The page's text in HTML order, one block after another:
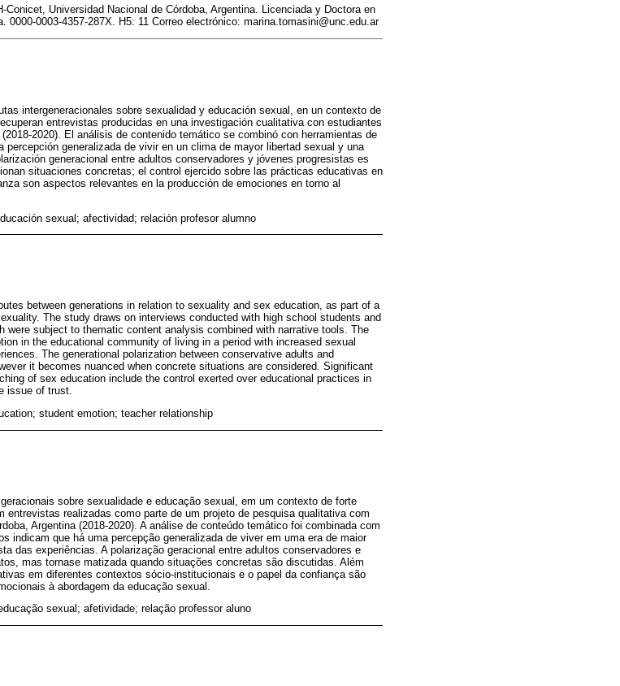
Conicet, Universidad Nacional de Córdoba, Argentina. Licenciada y Doctora en
0000-0003-4357-287X. H5: 11 Correo electrónico: marina.tomasini@unc.edu.ar
intergeneracionales sobre sexualidad y educación sexual, en un contexto de
entrevistas producidas en una investigación cualitativa con estudiantes
2020). El análisis de contenido temático se combinó con herramientas de
percepción generalizada de vivir en un clima de mayor libertad sexual y una
generacional entre adultos conservadores y jóvenes progresistas es
situaciones concretas; el control ejercido sobre las prácticas educativas en
son aspectos relevantes en la producción de emociones en torno al
sexual; afectividad; relación profesor alumno
between generations in relation to sexuality and sex education, as part of a
The study draws on interviews conducted with high school students and
were subject to thematic content analysis combined with narrative tools. The
in the educational community of living in a period with increased sexual
The generational polarization between conservative adults and
it becomes nuanced when concrete situations are considered. Significant
of sex education include the control exerted over educational practices in
issue of trust.
student emotion; teacher relationship
sobre sexualidade e educação sexual, em um contexto de forte
entrevistas realizadas como parte de um projeto de pesquisa qualitativa com
Argentina (2018-2020). A análise de conteúdo temático foi combinada com
indicam que há uma percepção generalizada de viver em uma era de maior
das experiências. A polarização geracional entre adultos conservadores e
mas tornase matizada quando situações concretas são discutidas. Além
em diferentes contextos sócio-institucionais e o papel da confiança são
à abordagem da educação sexual.
sexual; afetividade; relação professor aluno